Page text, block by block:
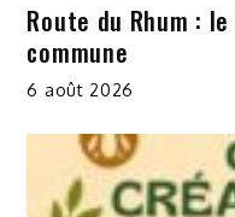
Route du Rhum :
commune
6 août 2026